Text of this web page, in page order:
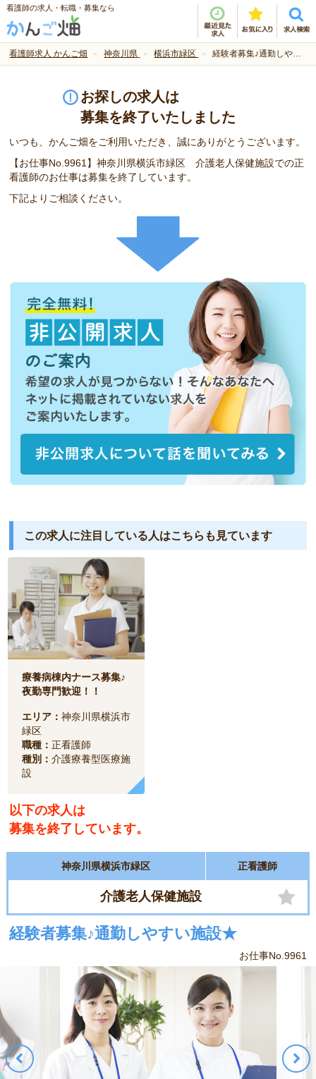
看護師の求人・転職・募集なら
看護師求人 かんご畑 神奈川県 横浜市緑区 経験者募集♪通勤しやすい施設★
お探しの求人は
募集を終了いたしました
いつも、かんご畑をご利用いただき、誠にありがとうございます。
【お仕事No.9961】神奈川県横浜市緑区 介護老人保健施設での正
看護師のお仕事は募集を終了しています。
下記よりご相談ください。
この求人に注目している人はこちらも見ています
療養病棟内ナース募集♪
夜勤専門歓迎！！
エリア： 神奈川県横浜市
緑区
職種： 正看護師
種別： 介護療養型医療施
設
以下の求人は
募集を終了しています。
神奈川県横浜市緑区 正看護師
介護老人保健施設
経験者募集♪通勤しやすい施設★
お仕事No.9961